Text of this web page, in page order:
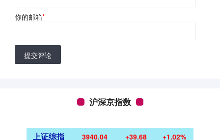
你的邮箱*
提交评论
沪深京指数
上证综指 3940.04 +39.68 +1.02%